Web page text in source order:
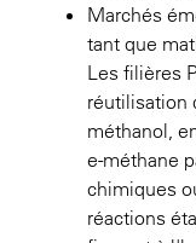
Marchés
tant que
Les filières
réutilisation
méthanol,
e-méthane
chimiques
réactions